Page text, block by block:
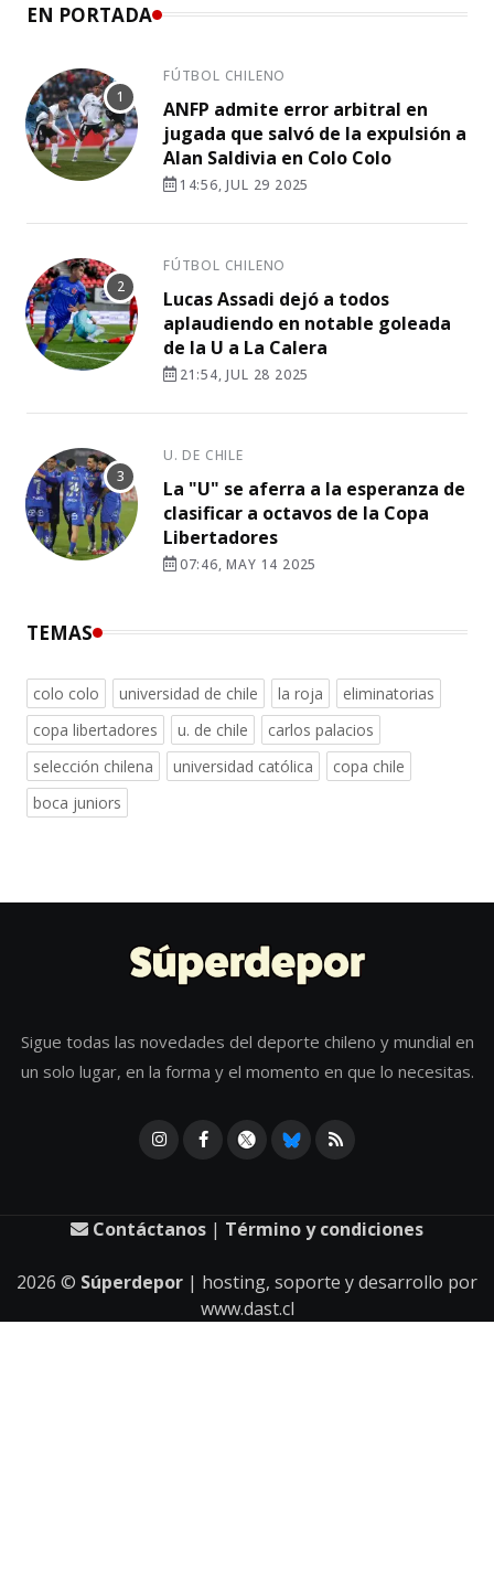
EN PORTADA
FÚTBOL CHILENO
ANFP admite error arbitral en
jugada que salvó de la expulsión a
Alan Saldivia en Colo Colo
14:56, JUL 29 2025
FÚTBOL CHILENO
Lucas Assadi dejó a todos
aplaudiendo en notable goleada
de la U a La Calera
21:54, JUL 28 2025
U. DE CHILE
La "U" se aferra a la esperanza de
clasificar a octavos de la Copa
Libertadores
07:46, MAY 14 2025
TEMAS
colo colo universidad de chile la roja
eliminatorias
copa libertadores
u. de chile
carlos palacios
selección chilena
universidad católica
copa chile
boca juniors
Sigue todas las novedades del deporte chileno y mundial en
un solo lugar, en la forma y el momento en que lo necesitas.
Contáctanos | Término y condiciones
2026 © Súperdepor | hosting, soporte y desarrollo por
www.dast.cl